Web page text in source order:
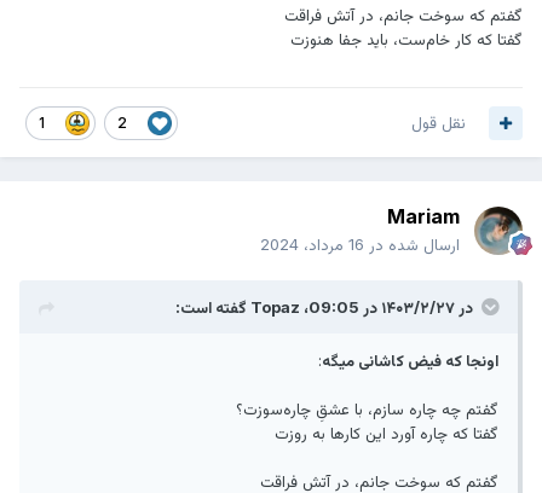
گفتم که سوخت جانم، در آتش فراقت
گفتا که کار خام‌ست، باید جفا هنوزت
2 نقل قول
Mariam
ارسال شده در 16 مرداد، 2024
در ۱۴۰۳/۲/۲۷ در 09:05، Topazگفته است:
اونجا که فیض کاشانی میگه:
گفتم چه چاره سازم، با عشقِ چاره‌سوزت؟
گفتا که چاره آورد این کارها به روزت
گفتم که سوخت جانم، در آتش فراقت